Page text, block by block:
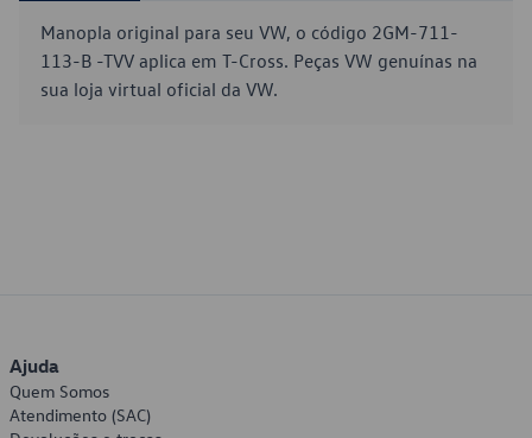
Manopla original para seu VW, o código 2GM-711-
113-B -TVV aplica em T-Cross. Peças VW genuínas na
sua loja virtual oficial da VW.
Ajuda
Quem Somos
Atendimento (SAC)